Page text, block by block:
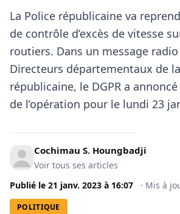
La Police républicaine va
de contrôle d’excès de vitesse
routiers. Dans un message
Directeurs départementaux de
républicaine, le DGPR a
de l’opération pour le lundi 23
Cochimau S. Houngbadji
Voir tous ses articles
Publié le 21 janv. 2023 à 16:07 · Mis à
POLITIQUE